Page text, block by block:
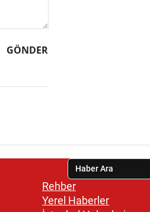
GÖNDER
Rehber
Yerel Haberler